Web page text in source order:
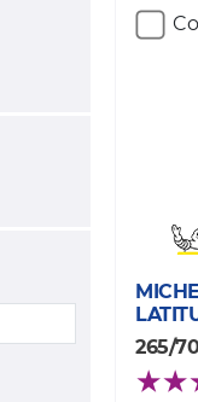
265/70